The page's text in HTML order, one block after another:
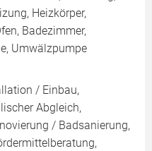
Heizkörper,
Badezimmer,
Umwälzpumpe
/ Einbau,
Abgleich,
/ Badsanierung,